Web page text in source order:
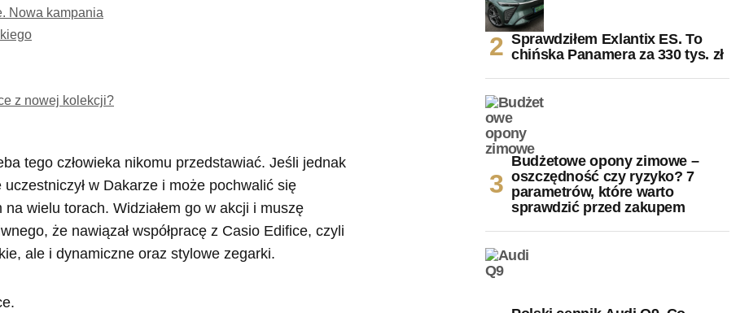
Nowa kampania
z nowej kolekcji?
tego człowieka nikomu przedstawiać. Jeśli jednak
w Dakarze i może pochwalić się
wielu torach. Widziałem go w akcji i muszę
że nawiązał współpracę z Casio Edifice, czyli
ale i dynamiczne oraz stylowe zegarki.
Sprawdziłem Exlantix ES. To
chińska Panamera za 330 tys. zł
Budżetowe opony zimowe –
oszczędność czy ryzyko? 7
parametrów, które warto
sprawdzić przed zakupem